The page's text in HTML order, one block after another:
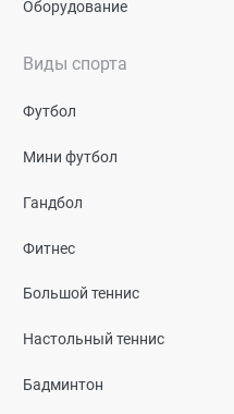
Оборудование
Виды спорта
Футбол
Мини футбол
Гандбол
Фитнес
Большой теннис
Настольный теннис
Бадминтон